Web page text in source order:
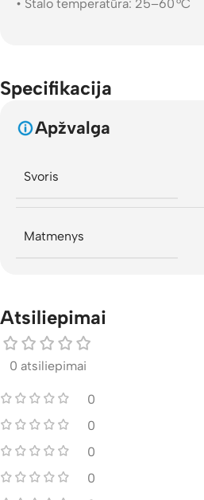
• Stalo temperatūra: 25–60 °C
Specifikacija
Apžvalga
Svoris
Matmenys
Atsiliepimai
0 atsiliepimai
0
0
0
0